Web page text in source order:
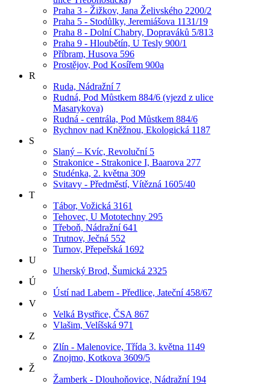
Praha 3 - Žižkov, Jana Želivského 2200/2
Praha 5 - Stodůlky, Jeremiášova 1131/19
Praha 8 - Dolní Chabry, Dopraváků 5/813
Praha 9 - Hloubětín, U Tesly 900/1
Příbram, Husova 596
Prostějov, Pod Kosířem 900a
R
Ruda, Nádražní 7
Rudná, Pod Můstkem 884/6 (vjezd z ulice
Masarykova)
Rudná - centrála, Pod Můstkem 884/6
Rychnov nad Kněžnou, Ekologická 1187
S
Slaný – Kvíc, Revoluční 5
Strakonice - Strakonice I, Baarova 277
Studénka, 2. května 309
Svitavy - Předměstí, Vítězná 1605/40
T
Tábor, Vožická 3161
Tehovec, U Mototechny 295
Třeboň, Nádražní 641
Trutnov, Ječná 552
Turnov, Přepeřská 1692
U
Uherský Brod, Šumická 2325
Ú
Ústí nad Labem - Předlice, Jateční 458/67
V
Velká Bystřice, ČSA 867
Vlašim, Velíšská 971
Z
Zlín - Malenovice, Třída 3. května 1149
Znojmo, Kotkova 3609/5
Ž
Žamberk - Dlouhoňovice, Nádražní 194